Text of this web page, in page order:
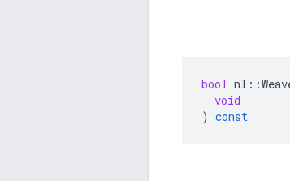
bool nl ::
void
) const